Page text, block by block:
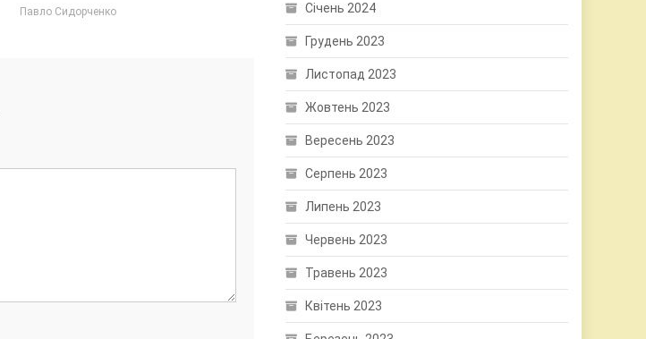
Павло Сидорченко
Січень 2024
Грудень 2023
Листопад 2023
Жовтень 2023
Вересень 2023
Серпень 2023
Липень 2023
Червень 2023
Травень 2023
Квітень 2023